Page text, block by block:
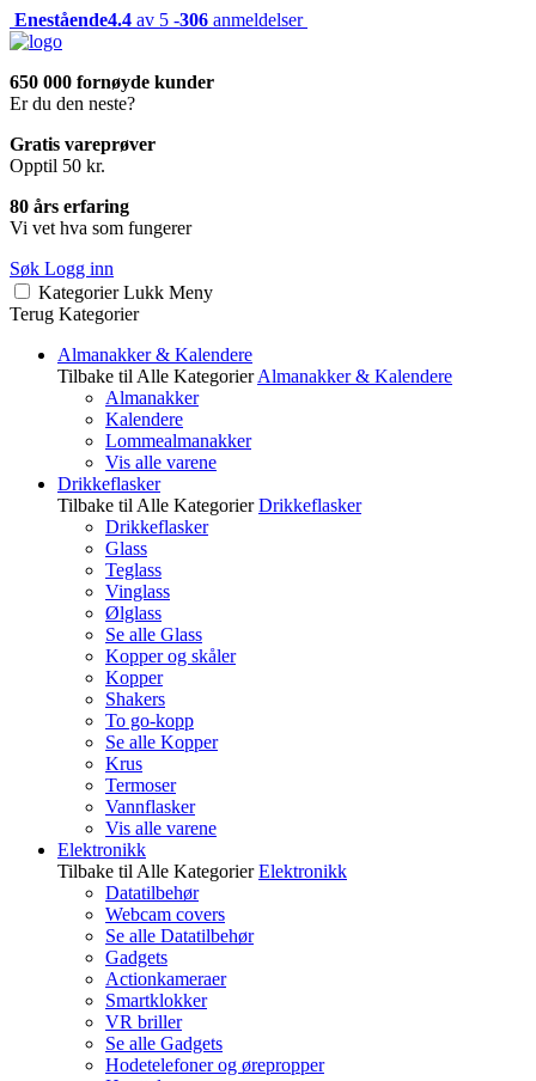
Enestående4.4 av 5 -306 anmeldelser
650 000 fornøyde kunder
Er du den neste?
Gratis vareprøver
Opptil 50 kr.
80 års erfaring
Vi vet hva som fungerer
Søk Logg inn
Kategorier Lukk Meny
Terug Kategorier
Almanakker & Kalendere
Tilbake til Alle Kategorier Almanakker & Kalendere
Almanakker
Kalendere
Lommealmanakker
Vis alle varene
Drikkeflasker
Tilbake til Alle Kategorier Drikkeflasker
Drikkeflasker
Glass
Teglass
Vinglass
Ølglass
Se alle Glass
Kopper og skåler
Kopper
Shakers
To go-kopp
Se alle Kopper
Krus
Termoser
Vannflasker
Vis alle varene
Elektronikk
Tilbake til Alle Kategorier Elektronikk
Datatilbehør
Webcam covers
Se alle Datatilbehør
Gadgets
Actionkameraer
Smartklokker
VR briller
Se alle Gadgets
Hodetelefoner og ørepropper